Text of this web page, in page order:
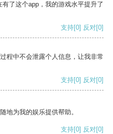
了这个app，我的游戏水平提升了
支持[0] 反对[0]
程中不会泄露个人信息，让我非常
支持[0] 反对[0]
地为我的娱乐提供帮助。
支持[0] 反对[0]